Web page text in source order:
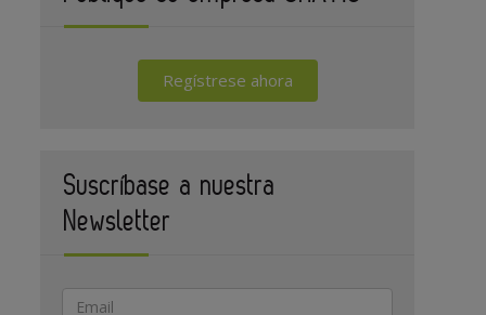
Regístrese ahora
Suscríbase a nuestra
Newsletter